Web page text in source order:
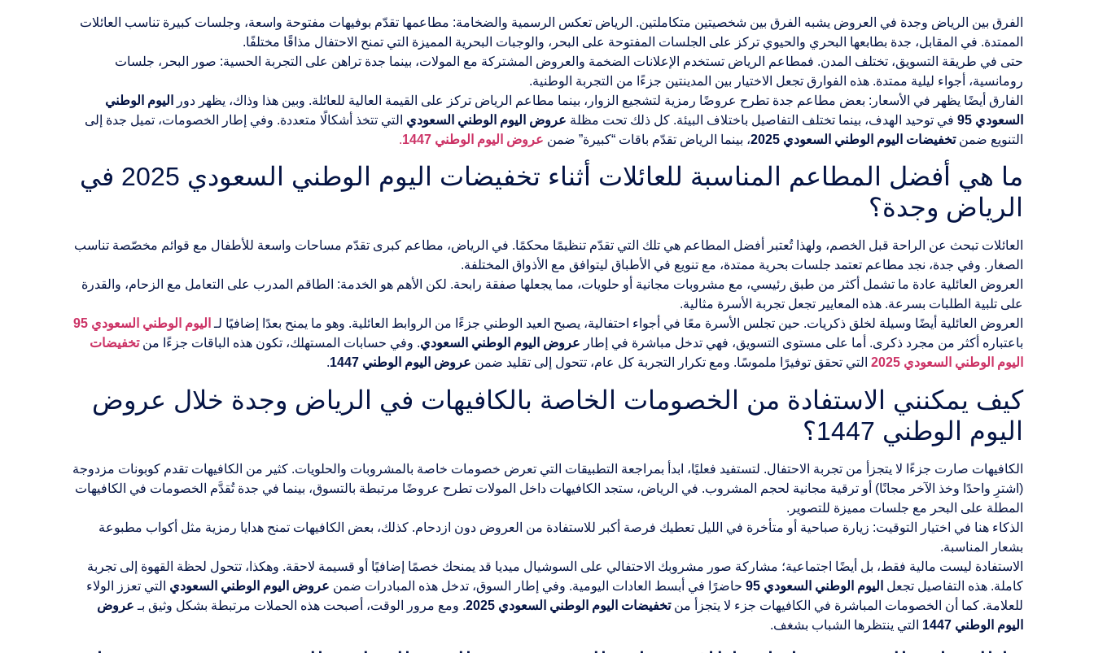
الفرق بين الرياض وجدة في العروض يشبه الفرق بين شخصيتين متكاملتين. الرياض تعكس الرسمية والضخامة: مطاعمها تقدّم بوفيهات مفتوحة واسعة، وجلسات كبيرة تناسب العائلات
الممتدة. في المقابل، جدة بطابعها البحري والحيوي تركز على الجلسات المفتوحة على البحر، والوجبات البحرية المميزة التي تمنح الاحتفال مذاقًا مختلفًا.
حتى في طريقة التسويق، تختلف المدن. فمطاعم الرياض تستخدم الإعلانات الضخمة والعروض المشتركة مع المولات، بينما جدة تراهن على التجربة الحسية: صور البحر، جلسات
رومانسية، أجواء ليلية ممتدة. هذه الفوارق تجعل الاختيار بين المدينتين جزءًا من التجربة الوطنية.
الفارق أيضًا يظهر في الأسعار: بعض مطاعم جدة تطرح عروضًا رمزية لتشجيع الزوار، بينما مطاعم الرياض تركز على القيمة العالية للعائلة. وبين هذا وذاك، يظهر دور
اليوم الوطني
السعودي 95
في توحيد الهدف، بينما تختلف التفاصيل باختلاف البيئة. كل ذلك تحت مظلة عروض اليوم الوطني السعودي التي تتخذ أشكالًا متعددة. وفي إطار الخصومات، تميل جدة إلى
التنويع ضمنتخفيضات اليوم الوطني السعودي 2025 ، بينما الرياض تقدّم باقات “كبيرة” ضمن عروض اليوم الوطني 1447 .
ما هي أفضل المطاعم المناسبة للعائلات أثناء تخفيضات اليوم الوطني السعودي 2025 في
الرياض وجدة؟
العائلات تبحث عن الراحة قبل الخصم، ولهذا تُعتبر أفضل المطاعم هي تلك التي تقدّم تنظيمًا محكمًا. في الرياض، مطاعم كبرى تقدّم مساحات واسعة للأطفال مع قوائم مخصّصة تناسب
الصغار. وفي جدة، نجد مطاعم تعتمد جلسات بحرية ممتدة، مع تنويع في الأطباق ليتوافق مع الأذواق المختلفة.
العروض العائلية عادة ما تشمل أكثر من طبق رئيسي، مع مشروبات مجانية أو حلويات، مما يجعلها صفقة رابحة. لكن الأهم هو الخدمة: الطاقم المدرب على التعامل مع الزحام، والقدرة
على تلبية الطلبات بسرعة. هذه المعايير تجعل تجربة الأسرة مثالية.
العروض العائلية أيضًا وسيلة لخلق ذكريات. حين تجلس الأسرة معًا في أجواء احتفالية، يصبح العيد الوطني جزءًا من الروابط العائلية. وهو ما يمنح بعدًا إضافيًا لـ اليوم الوطني السعودي 95
باعتباره أكثر من مجرد ذكرى. أما على مستوى التسويق، فهي تدخل مباشرة في إطار عروض اليوم الوطني السعودي. وفي حسابات المستهلك، تكون هذه الباقات جزءًا منتخفيضات
اليوم الوطني السعودي 2025
التي تحقق توفيرًا ملموسًا. ومع تكرار التجربة كل عام، تتحول إلى تقليد ضمن عروض اليوم الوطني 1447 .
كيف يمكنني الاستفادة من الخصومات الخاصة بالكافيهات في الرياض وجدة خلال عروض
اليوم الوطني 1447؟
الكافيهات صارت جزءًا لا يتجزأ من تجربة الاحتفال. لتستفيد فعليًا، ابدأ بمراجعة التطبيقات التي تعرض خصومات خاصة بالمشروبات والحلويات. كثير من الكافيهات تقدم كوبونات مزدوجة
(اشترِ واحدًا وخذ الآخر مجانًا) أو ترقية مجانية لحجم المشروب. في الرياض، ستجد الكافيهات داخل المولات تطرح عروضًا مرتبطة بالتسوق، بينما في جدة تُقدَّم الخصومات في الكافيهات
المطلة على البحر مع جلسات مميزة للتصوير.
الذكاء هنا في اختيار التوقيت: زيارة صباحية أو متأخرة في الليل تعطيك فرصة أكبر للاستفادة من العروض دون ازدحام. كذلك، بعض الكافيهات تمنح هدايا رمزية مثل أكواب مطبوعة
بشعار المناسبة.
الاستفادة ليست مالية فقط، بل أيضًا اجتماعية؛ مشاركة صور مشروبك الاحتفالي على السوشيال ميديا قد يمنحك خصمًا إضافيًا أو قسيمة لاحقة. وهكذا، تتحول لحظة القهوة إلى تجربة
كاملة. هذه التفاصيل تجعل اليوم الوطني السعودي 95 حاضرًا في أبسط العادات اليومية. وفي إطار السوق، تدخل هذه المبادرات ضمن عروض اليوم الوطني السعودي التي تعزز الولاء
للعلامة. كما أن الخصومات المباشرة في الكافيهات جزء لا يتجزأ منتخفيضات اليوم الوطني السعودي 2025 . ومع مرور الوقت، أصبحت هذه الحملات مرتبطة بشكل وثيق بـ عروض
اليوم الوطني 1447
التي ينتظرها الشباب بشغف.